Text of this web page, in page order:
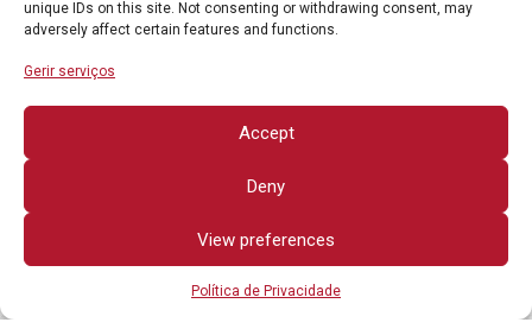
unique IDs on this site. Not consenting or withdrawing consent, may
adversely affect certain features and functions.
Gerir serviços
Accept
Deny
View preferences
Política de Privacidade